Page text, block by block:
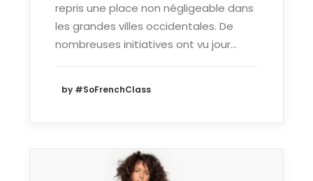
repris une place non négligeable dans
les grandes villes occidentales. De
nombreuses initiatives ont vu jour…
by #SoFrenchClass